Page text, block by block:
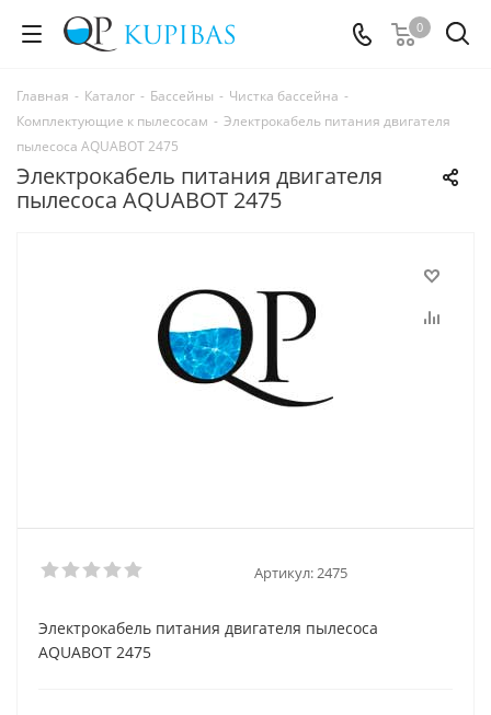
0
Главная - Каталог - Бассейны - Чистка бассейна -
Комплектующие к пылесосам - Электрокабель питания двигателя
пылесоса AQUABOT 2475
Электрокабель питания двигателя
пылесоса AQUABOT 2475
Артикул: 2475
Электрокабель питания двигателя пылесоса
AQUABOT 2475